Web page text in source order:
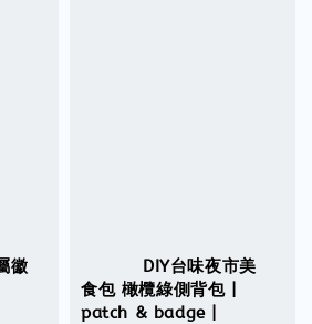
食包 橄欖綠側背包 |
patch & badge |